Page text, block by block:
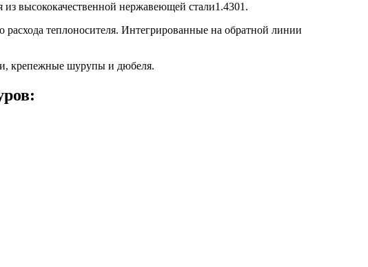
высококачественной нержавеющей стали1.4301.
теплоносителя. Интегрированные на обратной линии
крепежные шурупы и дюбеля.